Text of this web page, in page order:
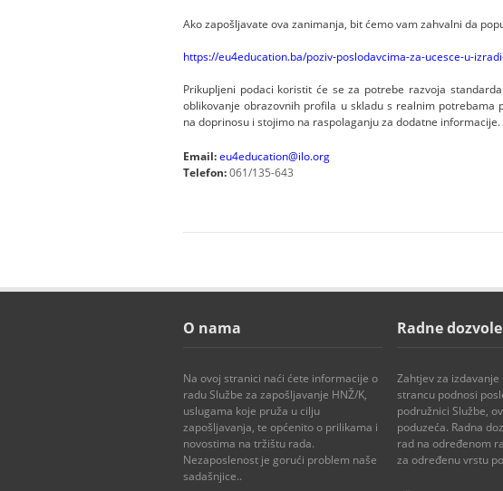
Ako zapošljavate ova zanimanja, bit ćemo vam zahvalni da
https://eu4education.ba/poziv-poslodavcima-za-ucesce-u-
Prikupljeni podaci koristit će se za potrebe razvoja
oblikovanje obrazovnih profila u skladu s realnim
na doprinosu i stojimo na raspolaganju za dodatne informacije.
Email:eu4education@ilo.org
Telefon:061/135-643
O nama
Na ovoj stranici naći ćete informacije o
radu Službe za zapošljavanje HNŽ/K,
uslugama koje pruža u cilju
zapošljavanja, te općenito o prilikama i
novostima na tržištu rada.
Nezaposlenost je gorući problem naše
sadašnjice..
Radne dozvole
Zahtjev za
strancu podnosi
podružnici Službe,
poduzeća. Radna
rad na određenom
za određenu vrstu